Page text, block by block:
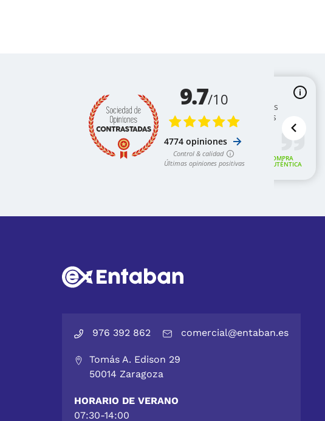
976 392 862 comercial@entaban.es
Tomás A. Edison 29
50014 Zaragoza
HORARIO DE VERANO
07:30-14:00